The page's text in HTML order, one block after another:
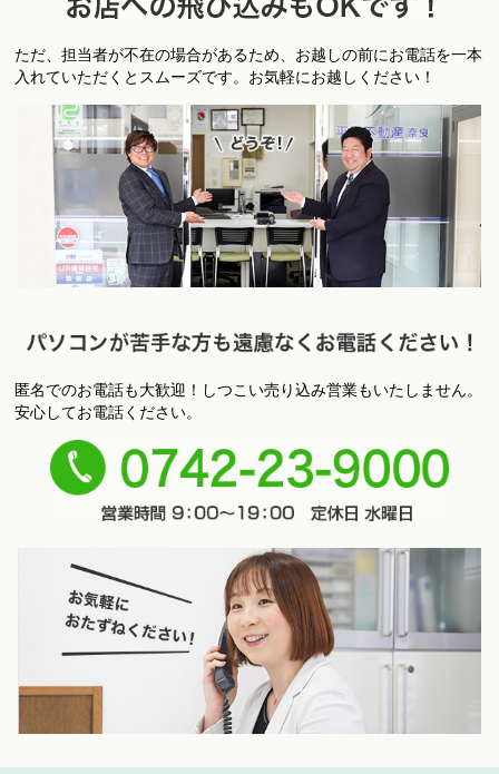
店への飛び込みもＯＫです！
ただ、担当者が不在の場合があるため、お越しの前にお電話を一本
入れていただくとスムーズです。お気軽にお越しください！
ソコンが苦手な方も遠慮なくお電話ください！
匿名でのお電話も大歓迎！しつこい売り込み営業もいたしません。
安心してお電話ください。